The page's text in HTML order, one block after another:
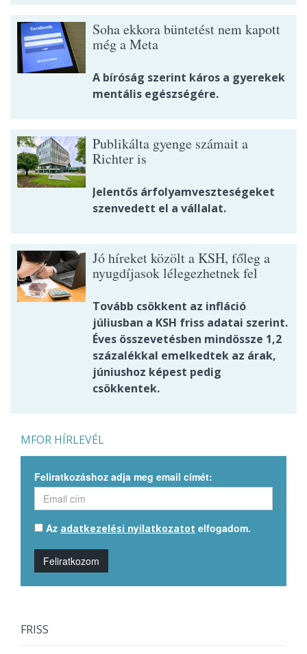
Soha ekkora büntetést nem kapott
még a Meta
A bíróság szerint káros a gyerekek
mentális egészségére.
Publikálta gyenge számait a
Richter is
Jelentős árfolyamveszteségeket
szenvedett el a vállalat.
Jó híreket közölt a KSH, főleg a
nyugdíjasok lélegezhetnek fel
Tovább csökkent az infláció
júliusban a KSH friss adatai szerint.
Éves összevetésben mindössze 1,2
százalékkal emelkedtek az árak,
júniushoz képest pedig
csökkentek.
MFOR HÍRLEVÉL
Feliratkozáshoz adja meg email címét:
Az adatkezelési nyilatkozatot elfogadom.
Feliratkozom
FRISS